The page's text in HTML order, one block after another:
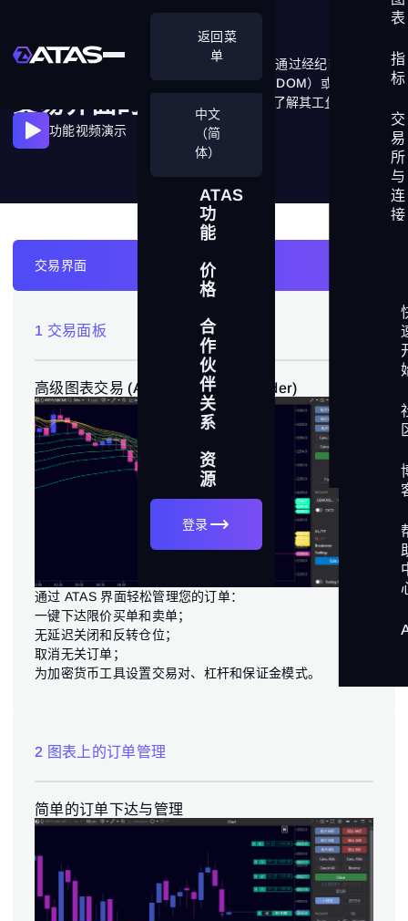
ATAS
功
能
表
指
标
交
易
所
与
连
接
面
流
动
分
析
价
格
合
作
伙
伴
关
系
资
源
中文
（简
体）
登录
返回菜
单
交易界面的功能
你可以通过 ATAS 界面完全控制每一笔交易。通过经纪商或交易所
的 API 连接你的账户，并可在图表、订单簿（DOM）或交易面板
中独立管理它们，设置保护策略并开启提醒。了解其工作原理
功能视频演示
图表(5)
指标(11)
交易所与连接
交易界面(9)
(3)
交易界面
1 交易面板
高级图表交易 (Advanced Chart Trader)
通过 ATAS 界面轻松管理您的订单：
一键下达限价买单和卖单；
无延迟关闭和反转仓位；
取消无关订单；
为加密货币工具设置交易对、杠杆和保证金模式。
2 图表上的订单管理
简单的订单下达与管理